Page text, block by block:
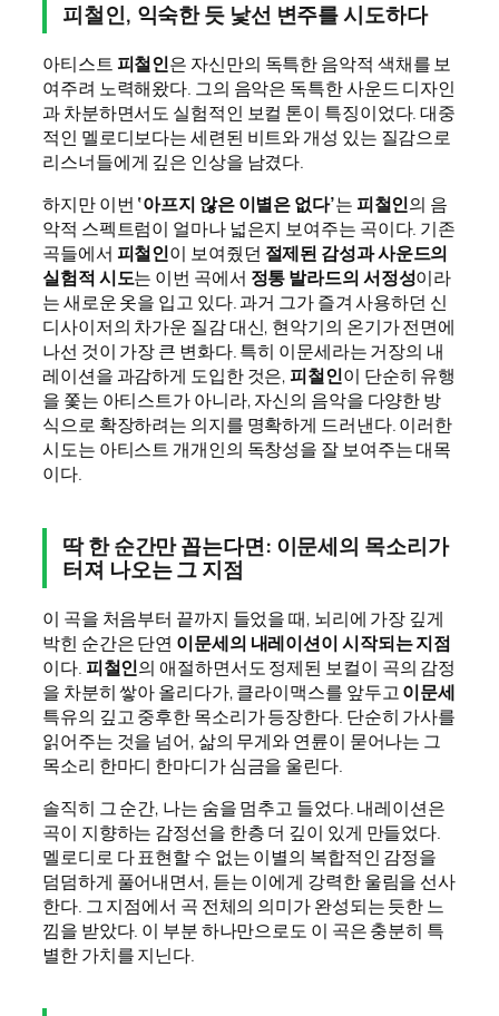
피철인, 익숙한 듯 낯선 변주를 시도하다
아티스트피철인은 자신만의 독특한 음악적 색채를 보
여주려 노력해왔다. 그의 음악은 독특한 사운드 디자인
과 차분하면서도 실험적인 보컬 톤이 특징이었다. 대중
적인 멜로디보다는 세련된 비트와 개성 있는 질감으로
리스너들에게 깊은 인상을 남겼다.
하지만 이번 ‘아프지 않은 이별은 없다’는피철인의 음
악적 스펙트럼이 얼마나 넓은지 보여주는 곡이다. 기존
곡들에서 피철인이 보여줬던 절제된 감성과 사운드의
실험적 시도는 이번 곡에서 정통 발라드의 서정성이라
는 새로운 옷을 입고 있다. 과거 그가 즐겨 사용하던 신
디사이저의 차가운 질감 대신, 현악기의 온기가 전면에
나선 것이 가장 큰 변화다. 특히 이문세라는 거장의 내
레이션을 과감하게 도입한 것은,피철인이 단순히 유행
을 쫓는 아티스트가 아니라, 자신의 음악을 다양한 방
식으로 확장하려는 의지를 명확하게 드러낸다. 이러한
시도는 아티스트 개개인의 독창성을 잘 보여주는 대목
이다.
딱 한 순간만 꼽는다면: 이문세의 목소리가
터져 나오는 그 지점
이 곡을 처음부터 끝까지 들었을 때, 뇌리에 가장 깊게
박힌 순간은 단연 이문세의 내레이션이 시작되는 지점
이다.피철인의 애절하면서도 정제된 보컬이 곡의 감정
을 차분히 쌓아 올리다가, 클라이맥스를 앞두고이문세
특유의 깊고 중후한 목소리가 등장한다. 단순히 가사를
읽어주는 것을 넘어, 삶의 무게와 연륜이 묻어나는 그
목소리 한마디 한마디가 심금을 울린다.
솔직히 그 순간, 나는 숨을 멈추고 들었다. 내레이션은
곡이 지향하는 감정선을 한층 더 깊이 있게 만들었다.
멜로디로 다 표현할 수 없는 이별의 복합적인 감정을
덤덤하게 풀어내면서, 듣는 이에게 강력한 울림을 선사
한다. 그 지점에서 곡 전체의 의미가 완성되는 듯한 느
낌을 받았다. 이 부분 하나만으로도 이 곡은 충분히 특
별한 가치를 지닌다.